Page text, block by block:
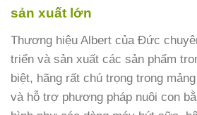
sản xuất lớn
Thương hiệu Albert của Đức
triển và sản xuất các sản phẩm
biệt, hãng rất chú trọng trong
và hỗ trợ phương pháp nuôi con